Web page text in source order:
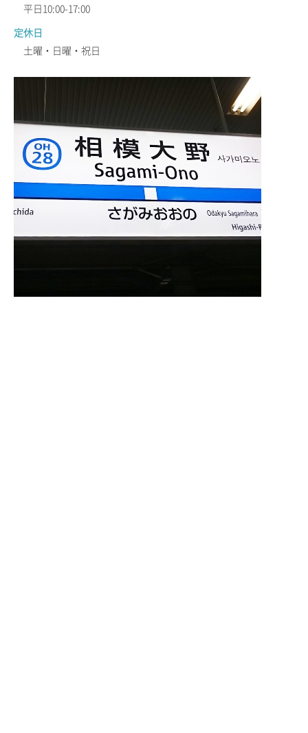
平日10:00-17:00
定休日
土曜・日曜・祝日